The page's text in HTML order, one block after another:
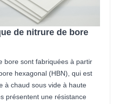
de nitrure de bore
bore sont fabriquées à partir
hexagonal (HBN), qui est
à chaud sous vide à haute
présentent une résistance